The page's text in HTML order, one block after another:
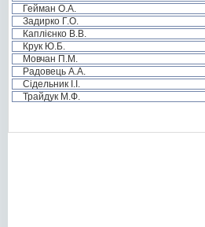
Гейман О.А.
Задирко Г.О.
Каплієнко В.В.
Крук Ю.Б.
Мовчан П.М.
Радовець А.А.
Сідельник І.І.
Трайдук М.Ф.